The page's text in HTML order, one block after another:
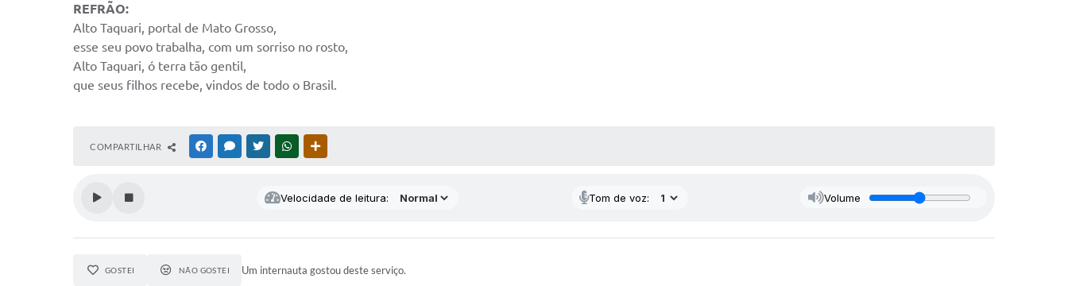
REFRÃO:
Alto Taquari, portal de Mato Grosso,
esse seu povo trabalha, com um sorriso no rosto,
Alto Taquari, ó terra tão gentil,
que seus filhos recebe, vindos de todo o Brasil.
COMPARTILHAR FACEBOOKMESSENGER
TWITTERWHATSAPP
Velocidade de leitura: Tom de voz: Volume
GOSTEI NÃO GOSTEI Um internauta gostou deste serviço.